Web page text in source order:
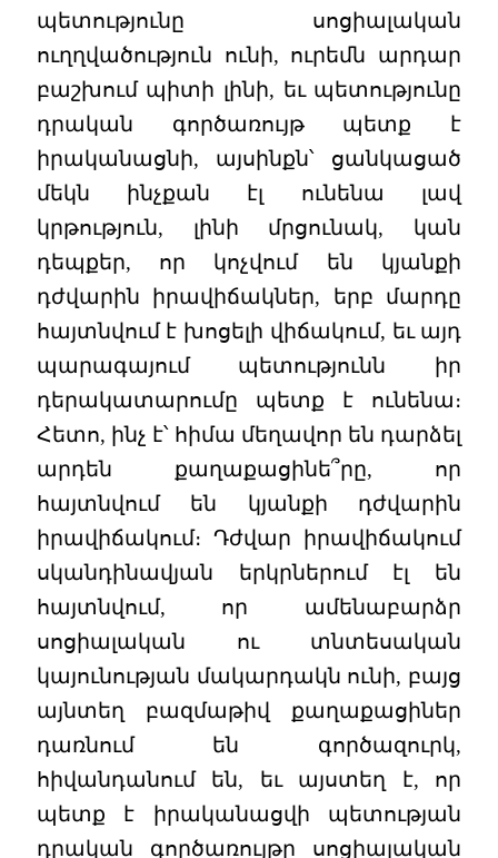
պետությունը սոցիալական
ուղղվածություն ունի, ուրեմն արդար
բաշխում պիտի լինի, եւ պետությունը
դրական գործառույթ պետք է
իրականացնի, այսինքն՝ ցանկացած
մեկն ինչքան էլ ունենա լավ
կրթություն, լինի մրցունակ, կան
դեպքեր, որ կոչվում են կյանքի
դժվարին իրավիճակներ, երբ մարդը
հայտնվում է խոցելի վիճակում, եւ այդ
պարագայում պետությունն իր
դերակատարումը պետք է ունենա։
Հետո, ինչ է՝ հիմա մեղավոր են դարձել
արդեն քաղաքացինե՞րը, որ
հայտնվում են կյանքի դժվարին
իրավիճակում։ Դժվար իրավիճակում
սկանդինավյան երկրներում էլ են
հայտնվում, որ ամենաբարձր
սոցիալական ու տնտեսական
կայունության մակարդակն ունի, բայց
այնտեղ բազմաթիվ քաղաքացիներ
դառնում են գործազուրկ,
հիվանդանում են, եւ այստեղ է, որ
պետք է իրականացվի պետության
դրական գործառույթը սոցիալական